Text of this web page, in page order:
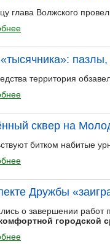
глава Волжского
территория
сквер на
битком набитые
Дружбы
о завершении работ
городской